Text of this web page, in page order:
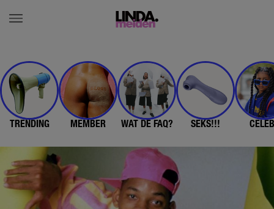
TRENDING MEMBER WAT DE FAQ? SEKS!!!